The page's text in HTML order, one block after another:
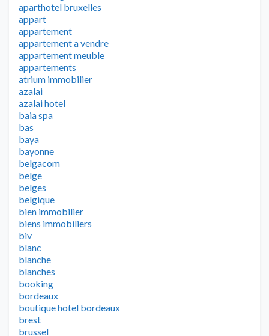
aparthotel bruxelles
appart
appartement
appartement a vendre
appartement meuble
appartements
atrium immobilier
azalai
azalai hotel
baia spa
bas
baya
bayonne
belgacom
belge
belges
belgique
bien immobilier
biens immobiliers
biv
blanc
blanche
blanches
booking
bordeaux
boutique hotel bordeaux
brest
brussel